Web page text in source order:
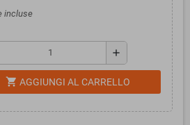
incluse
add
shopping_cart AGGIUNGI AL CARRELLO